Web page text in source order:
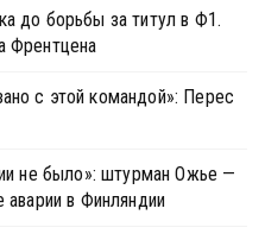
до борьбы за титул в Ф1.
Френтцена
с этой командой»: Перес
не было»: штурман Ожье —
аварии в Финляндии